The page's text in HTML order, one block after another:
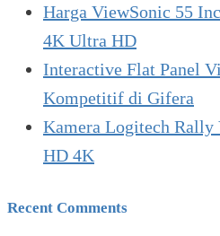
Harga ViewSonic 55
4K Ultra HD
Interactive Flat Panel
Kompetitif di Gifera
Kamera Logitech Rally
HD 4K
Recent Comments